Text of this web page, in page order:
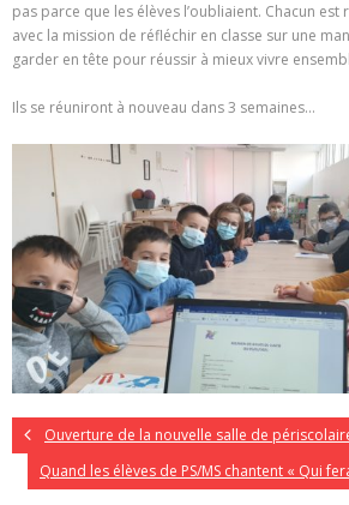
pas parce que les élèves l’oubliaient. Chacun
avec la mission de réfléchir en classe sur une
garder en tête pour réussir à mieux vivre
Ils se réuniront à nouveau dans 3 semaines…
Ouverture de la nouvelle salle de
Quand les élèves de PS/MS chantent « Qui